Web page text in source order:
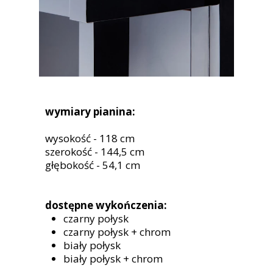
wymiary pianina:
wysokość - 118 cm
szerokość - 144,5 cm
głębokość - 54,1 cm
dostępne wykończenia:
czarny połysk
czarny połysk + chrom
biały połysk
biały połysk + chrom